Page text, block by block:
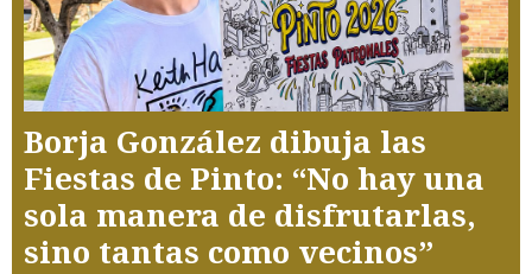
Borja González dibuja las
Fiestas de Pinto: “No hay una
sola manera de disfrutarlas,
sino tantas como vecinos”